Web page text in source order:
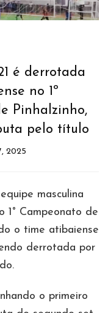
é derrotada
no 1º
Pinhalzinho,
pelo título
2025
masculina
1° Campeonato de
o time atibaiense
derrotada por
o primeiro